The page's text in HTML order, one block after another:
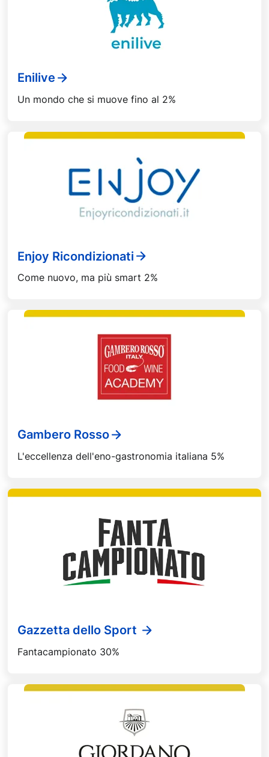
Enilive
Un mondo che si muove fino al 2%
Enjoy Ricondizionati
Come nuovo, ma più smart 2%
Gambero Rosso
L'eccellenza dell'eno-gastronomia italiana 5%
Gazzetta dello Sport
Fantacampionato 30%